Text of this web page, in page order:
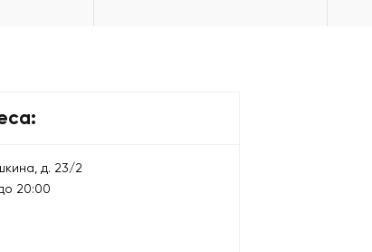
д. 23/2
20:00